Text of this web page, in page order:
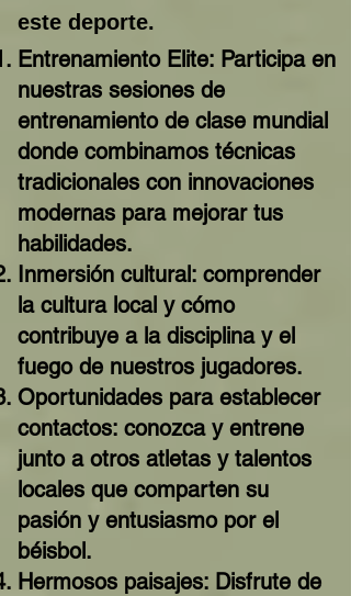
este deporte.
Entrenamiento Elite: Participa en
nuestras sesiones de
entrenamiento de clase mundial
donde combinamos técnicas
tradicionales con innovaciones
modernas para mejorar tus
habilidades.
Inmersión cultural: comprender
la cultura local y cómo
contribuye a la disciplina y el
fuego de nuestros jugadores.
Oportunidades para establecer
contactos: conozca y entrene
junto a otros atletas y talentos
locales que comparten su
pasión y entusiasmo por el
béisbol.
Hermosos paisajes: Disfrute de